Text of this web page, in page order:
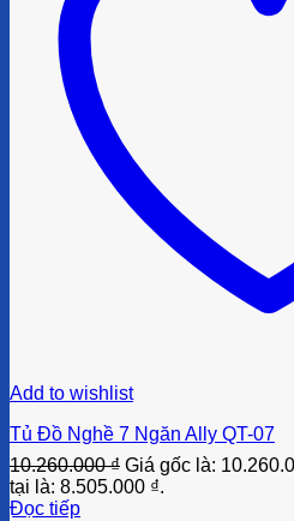
Add to wishlist
Tủ Đồ Nghề 7 Ngăn Ally QT-07
10.260.000₫ Giá gốc là:
tại là: 8.505.000 ₫.
Đọc tiếp